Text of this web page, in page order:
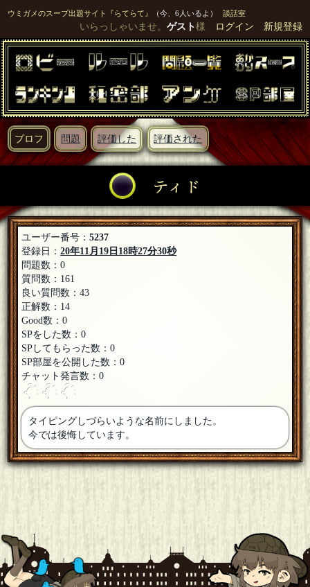
ウミガメのスープ出題サイト『らてらて』 （今、6人いるよ） 談話室
いらっしゃいませ。 ゲスト様 ログイン 新規登録
プロフ 問題 評価した 評価された
ティド
ユーザー番号：5237
登録日：20年11月19日18時27分30秒
問題数：0
質問数：161
良い質問数：43
正解数：14
Good数：0
SPをした数：0
SPしてもらった数：0
SP部屋を公開した数：0
チャット発言数：0
タイピングしづらいような名前にしました。
今では後悔しています。